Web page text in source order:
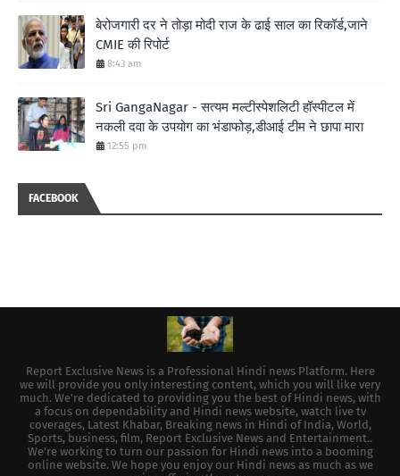
बेरोजगारी दर ने तोड़ा मोदी राज के ढाई साल का रिकॉर्ड,जाने
CMIE की रिपोर्ट
8:43 am
Sri GangaNagar - सत्यम मल्टीस्पेशलिटी हॉस्पीटल में
नकली दवा के उपयोग का भंडाफोड़,डीआई टीम ने छापा मारा
12:55 pm
FACEBOOK
Report Exclusive News is a Professional Hindi news Platform. Here
we will provide you only interesting content, which you will like very
much. We're dedicated to providing you the best of Hindi news, with
a focus on dependability and Hindi news website, watch live tv
coverages, Latest Khabar, Breaking news in Hindi of India, World,
Sports, business, film, Report Exclusive News and Entertainment..
We're working to turn our passion for Hindi news into a booming
online website. We hope you enjoy our Hindi news as much as we